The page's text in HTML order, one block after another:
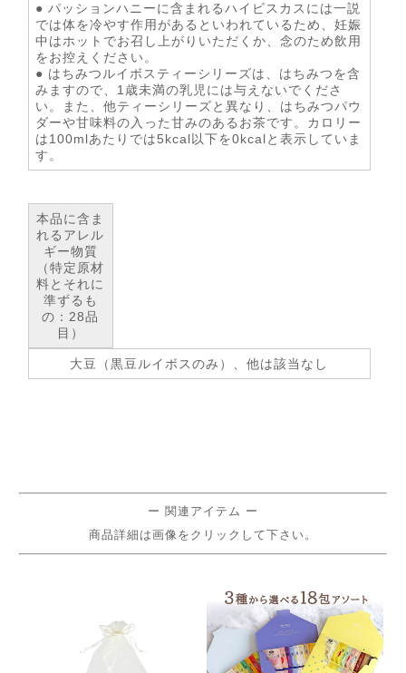
● パッションハニーに含まれるハイビスカスには一説
では体を冷やす作用があるといわれているため、妊娠
中はホットでお召し上がりいただくか、念のため飲用
をお控えください。
● はちみつルイボスティーシリーズは、はちみつを含
みますので、1歳未満の乳児には与えないでくださ
い。また、他ティーシリーズと異なり、はちみつパウ
ダーや甘味料の入った甘みのあるお茶です。カロリー
は100mlあたりでは5kcal以下を0kcalと表示していま
す。
本品に含ま
れるアレル
ギー物質
（特定原材
料とそれに
準ずるも
の：28品
目）
大豆（黒豆ルイボスのみ）、他は該当なし
ー 関連アイテム ー
商品詳細は画像をクリックして下さい。